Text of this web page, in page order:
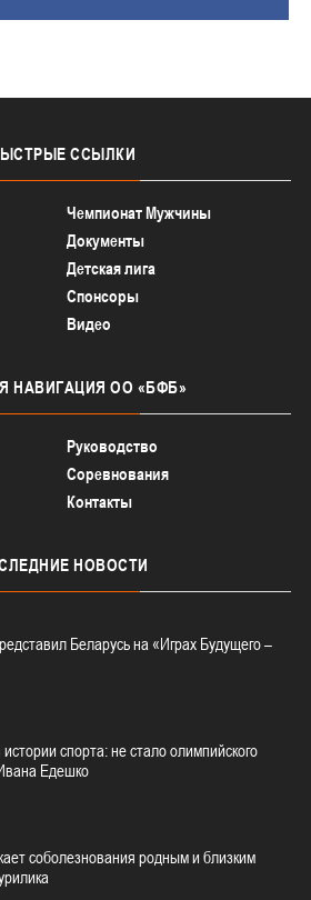
ССЫЛКИ
Чемпионат Мужчины
Документы
Детская лига
Спонсоры
Видео
НАВИГАЦИЯ ОО «БФБ»
Руководство
Соревнования
Контакты
НОВОСТИ
Беларусь на «Играх Будущего –
истории спорта: не стало олимпийского
Едешко
соболезнования родным и близким